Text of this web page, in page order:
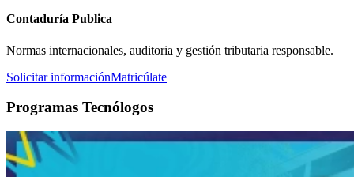
Contaduría Publica
Normas internacionales, auditoria y gestión tributaria responsable.
Solicitar informaciónMatricúlate
Programas Tecnólogos